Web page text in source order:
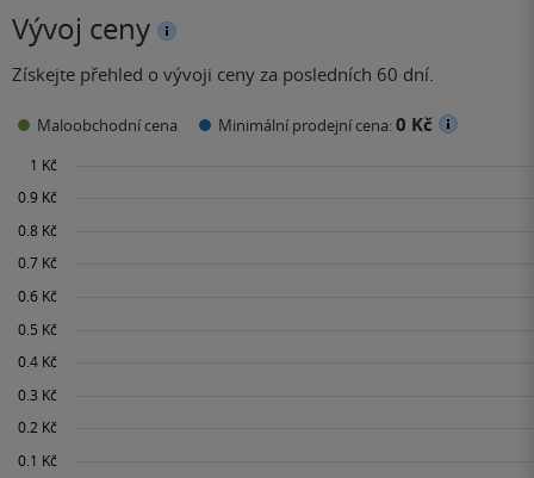
Vývoj ceny
Získejte přehled o vývoji ceny za posledních 60 dní.
Maloobchodní cena Minimální prodejní cena:0 Kč